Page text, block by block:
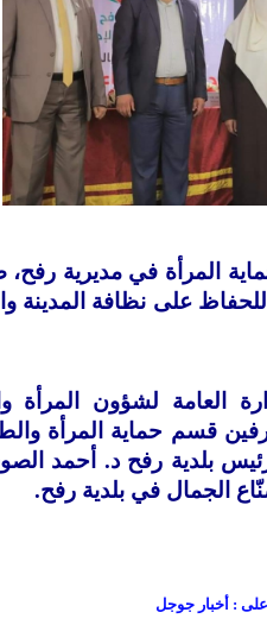
المرأة في مديرية رفح،
على نظافة المدينة
العامة لشؤون المرأة
قسم حماية المرأة
بلدية رفح د. أحمد
الجمال في بلدية رفح.
على : أخبار جوجل